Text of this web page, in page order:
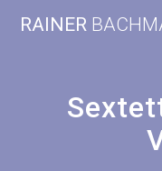
RAINER